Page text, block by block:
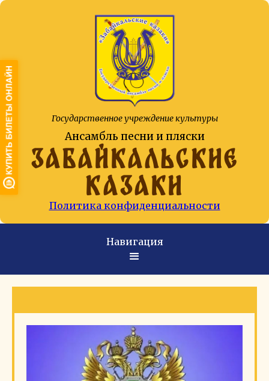
Государственное учреждение культуры
Ансамбль песни и пляски
ЗАБАЙКАЛЬСКИЕ
КАЗАКИ
Политика конфиденциальности
Навигация